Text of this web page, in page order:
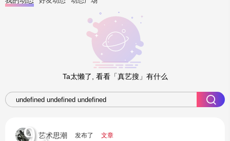
Ta太懒了, 看看「真艺搜」有什么
艺术思潮 发布了 文章